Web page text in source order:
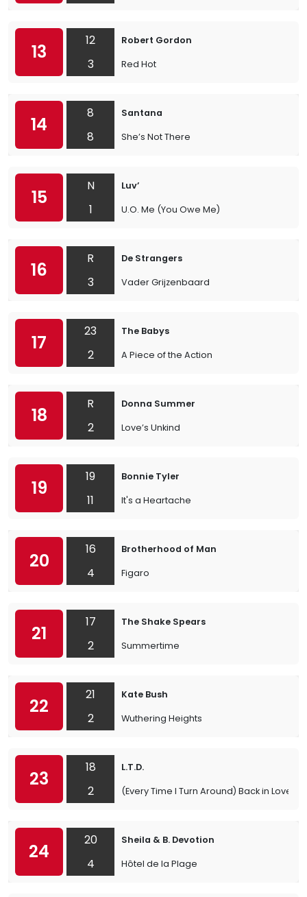
13
12
3
Robert Gordon
Red Hot
14
8
8
Santana
She’s Not There
15
N
1
Luv’
U.O. Me (You Owe Me)
16
R
3
De Strangers
Vader Grijzenbaard
17
23
2
The Babys
A Piece of the Action
18
R
2
Donna Summer
Love’s Unkind
19
19
11
Bonnie Tyler
It's a Heartache
20
16
4
Brotherhood of Man
Figaro
21
17
2
The Shake Spears
Summertime
22
21
2
Kate Bush
Wuthering Heights
23
18
2
L.T.D.
(Every Time I Turn Around) Back in Love
24
20
4
Sheila & B. Devotion
Hôtel de la Plage